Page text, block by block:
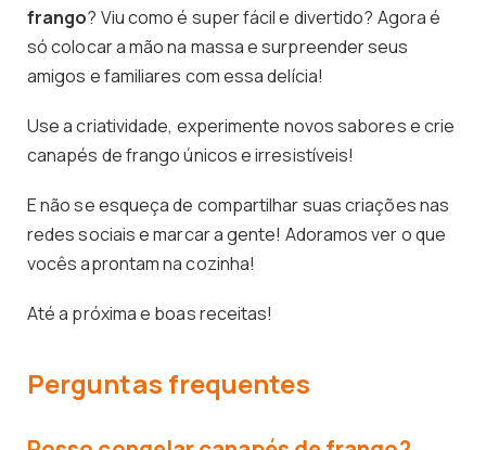
frango? Viu como é super fácil e divertido? Agora é
só colocar a mão na massa e surpreender seus
amigos e familiares com essa delícia!
Use a criatividade, experimente novos sabores e crie
canapés de frango únicos e irresistíveis!
E não se esqueça de compartilhar suas criações nas
redes sociais e marcar a gente! Adoramos ver o que
vocês aprontam na cozinha!
Até a próxima e boas receitas!
Perguntas frequentes